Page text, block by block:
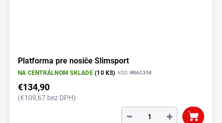
Platforma pre nosiče Slimsport
NA CENTRÁLNOM SKLADE(10 KS) KÓD: RRAC358
€134,90
(€109,67 bez DPH)
+
−